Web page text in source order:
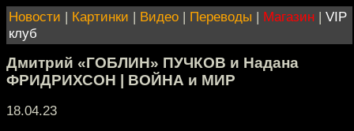
Новости | Картинки | Видео | Переводы | Магазин | VIP
клуб
Дмитрий «ГОБЛИН» ПУЧКОВ и Надана
ФРИДРИХСОН | ВОЙНА и МИР
18.04.23